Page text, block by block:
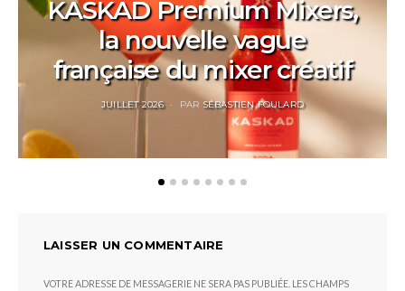
KASKAD Premium Mixers,
la nouvelle vague
française du mixer créatif
POSTED
JUILLET 2026 PAR SÉBASTIEN FOULARD
LAISSER UN COMMENTAIRE
VOTRE ADRESSE DE MESSAGERIE NE SERA PAS PUBLIÉE. LES CHAMPS